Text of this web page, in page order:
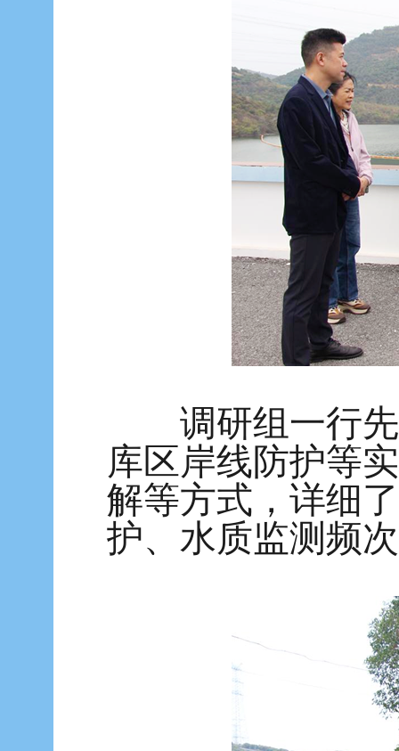
调研组一行先
库区岸线防护等
解等方式，详细
护、水质监测频